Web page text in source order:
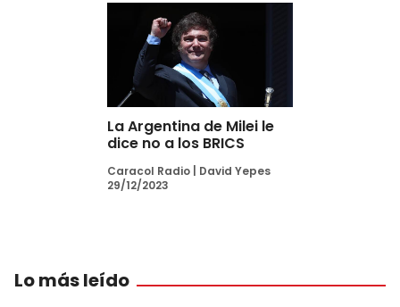
La Argentina de Milei le
dice no a los BRICS
Caracol Radio
David Yepes
29/12/2023
Lo más leído